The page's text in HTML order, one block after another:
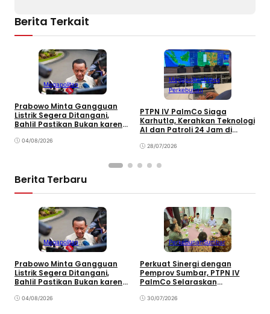
Berita Terkait
Megapolitan
Prabowo Minta Gangguan
Listrik Segera Ditangani,
Bahlil Pastikan Bukan karena
04/08/2026
MegapolitanNews
Perkebunan
PTPN IV PalmCo Siaga
Karhutla, Kerahkan Teknologi
AI dan Patroli 24 Jam di
28/07/2026
Berita Terbaru
Megapolitan
Prabowo Minta Gangguan
Listrik Segera Ditangani,
Bahlil Pastikan Bukan karena
04/08/2026
PerkebunanSumbar
Perkuat Sinergi dengan
Pemprov Sumbar, PTPN IV
PalmCo Selaraskan
Pembangunan Daerah
30/07/2026